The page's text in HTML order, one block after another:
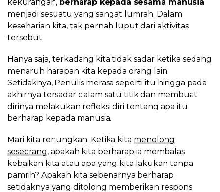
kekurangan, berharap kepada sesama manusia
menjadi sesuatu yang sangat lumrah. Dalam
keseharian kita, tak pernah luput dari aktivitas
tersebut.
Hanya saja, terkadang kita tidak sadar ketika sedang
menaruh harapan kita kepada orang lain.
Setidaknya, Penulis merasa seperti itu hingga pada
akhirnya tersadar dalam satu titik dan membuat
dirinya melakukan refleksi diri tentang apa itu
berharap kepada manusia.
Mari kita renungkan. Ketika kita menolong
seseorang, apakah kita berharap ia membalas
kebaikan kita atau apa yang kita lakukan tanpa
pamrih? Apakah kita sebenarnya berharap
setidaknya yang ditolong memberikan respons